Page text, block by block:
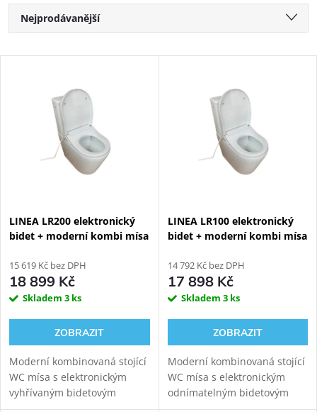
Řazení produktů
Nejprodávanější
Abecedně
LINEA LR200 elektronický
bidet + moderní kombi mísa
15 619 Kč bez DPH
18 899 Kč
Skladem 3 ks
ZOBRAZIT
Moderní kombinovaná stojící
WC mísa s elektronickým
vyhřívaným bidetovým
prkénkem LINEA LR200 pro
LINEA LR100 elektronický
bidet + moderní kombi mísa
14 792 Kč bez DPH
17 898 Kč
Skladem 3 ks
ZOBRAZIT
Moderní kombinovaná stojící
WC mísa s elektronickým
odnímatelným bidetovým
prkénkem LINEA LR100 pro